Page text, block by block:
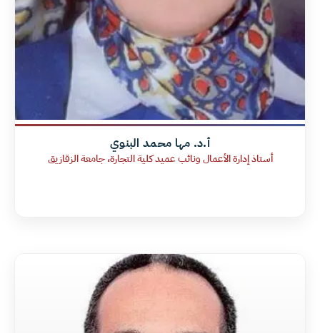
أ.د. مها محمد البنوي
أستاذ إدارة الأعمال ونائب عميد كلية التجارة، جامعة الزقازيق